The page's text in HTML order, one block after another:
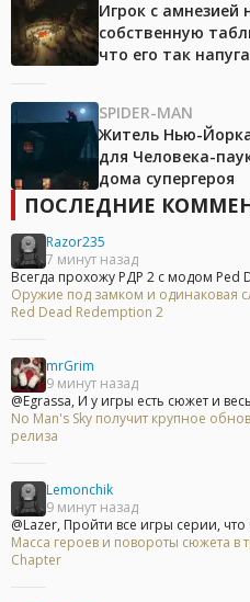
Игрок с
собственную
что его так
SPIDER-MAN
Житель Нью-
для Человека-
дома супергероя
ПОСЛЕДНИЕ
Razor235
7 минут назад
Всегда прохожу РДР 2 с модом Ped
Оружие под замком и одинаковая
Red Dead Redemption 2
mrGrim
9 минут назад
@Egrassa, И у игры есть сюжет и
No Man's Sky получит крупное
релиза
Lemonchik
9 минут назад
@Lazer, Пройти все игры серии,
Масса героев и повороты сюжета в
Chapter